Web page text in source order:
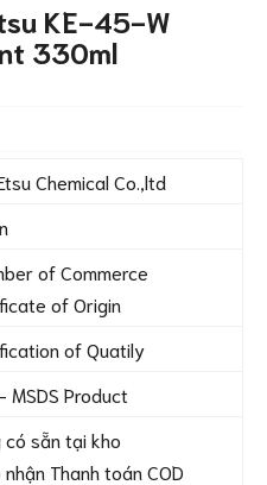
KE-45-W
330ml
Chemical Co.,ltd
of Commerce
of Origin
of Quatily
MSDS Product
có sẵn tại kho
nhận Thanh toán COD